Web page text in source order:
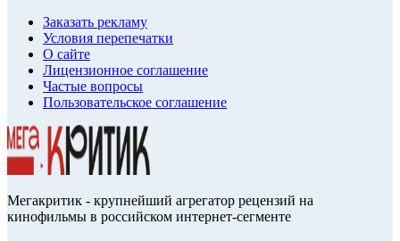
Заказать рекламу
Условия перепечатки
О сайте
Лицензионное соглашение
Частые вопросы
Пользовательское соглашение
Мегакритик - крупнейший агрегатор рецензий на
кинофильмы в российском интернет-сегменте